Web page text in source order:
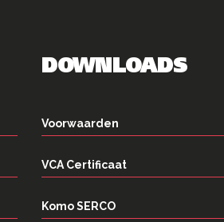
DOWNLOADS
Voorwaarden
VCA Certificaat
Komo SERCO